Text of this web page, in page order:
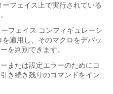
フェイス上で実行されている
フェイス コンフィギュレーシ
適用し、そのマクロをデバッ
を判別できます。
または設定エラーのためにコ
き続き残りのコマンドをイン